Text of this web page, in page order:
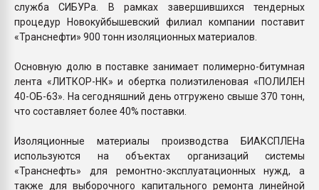
служба СИБУРа. В рамках завершившихся тендерных
процедур Новокуйбышевский филиал компании поставит
«Транснефти» 900 тонн изоляционных материалов.
Основную долю в поставке занимает полимерно-битумная
лента «ЛИТКОР-НК» и обертка полиэтиленовая «ПОЛИЛЕН
40-ОБ-63». На сегодняшний день отгружено свыше 370 тонн,
что составляет более 40% поставки.
Изоляционные материалы производства БИАКСПЛЕНа
используются на объектах организаций системы
«Транснефть» для ремонтно-эксплуатационных нужд, а
также для выборочного капитального ремонта линейной